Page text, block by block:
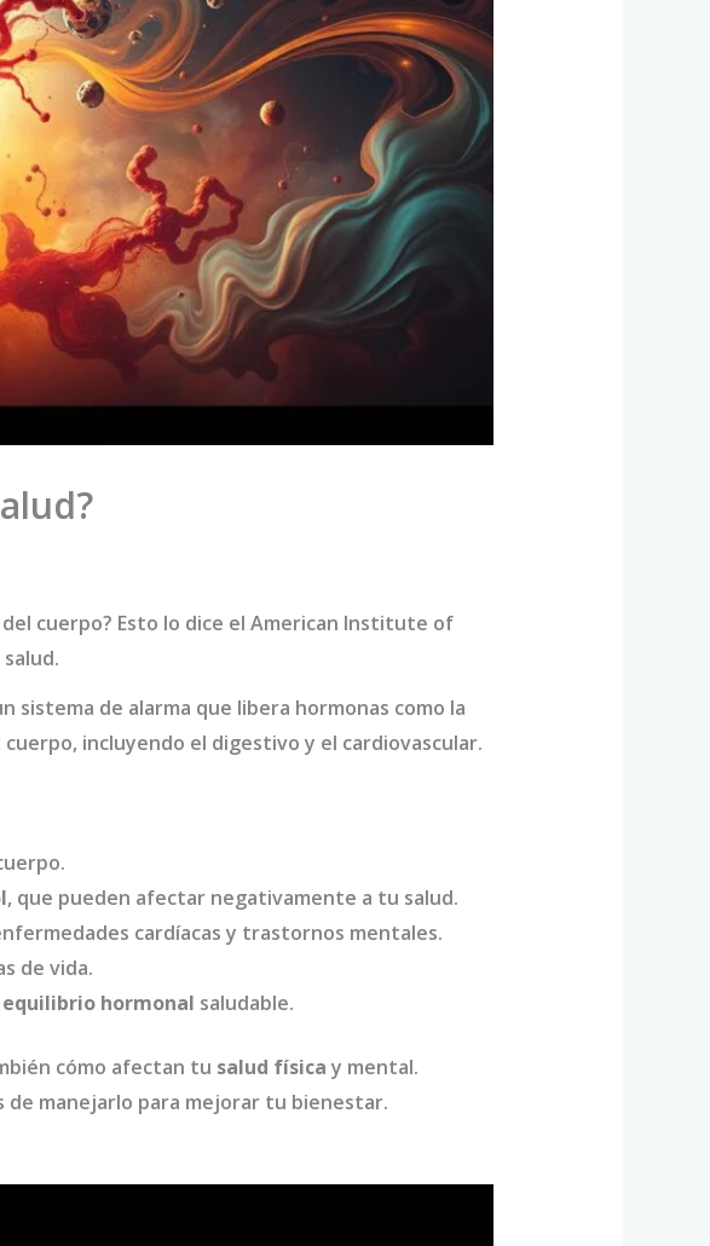
cuerpo? Esto lo dice el American Institute of
sistema de alarma que libera hormonas como la
incluyendo el digestivo y el cardiovascular.
, que pueden afectar negativamente a tu salud.
cardíacas y trastornos mentales.
de vida.
equilibrio hormonal saludable.
cómo afectan tu salud física y mental.
de manejarlo para mejorar tu bienestar.